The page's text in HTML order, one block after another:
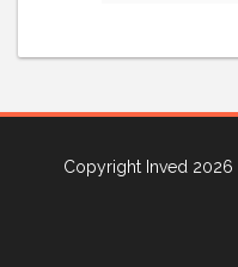
Copyright Inved